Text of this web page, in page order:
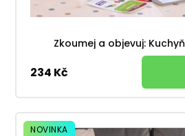
Zkoumej a objevuj:
234 Kč
NOVINKA